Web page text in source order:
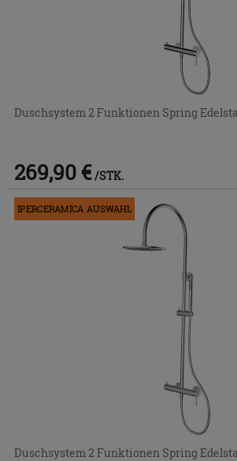
Duschsystem 2 Funktionen Spring
269,90 € /STK.
IPERCERAMICA AUSWAHL
Duschsystem 2 Funktionen Spring